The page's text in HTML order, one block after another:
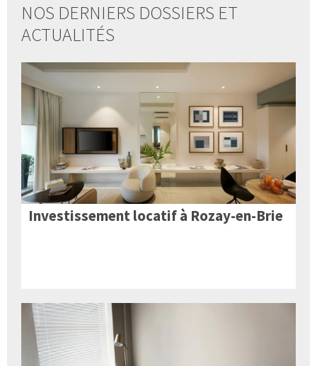
NOS DERNIERS DOSSIERS ET
ACTUALITÉS
Investissement locatif à Rozay-en-Brie